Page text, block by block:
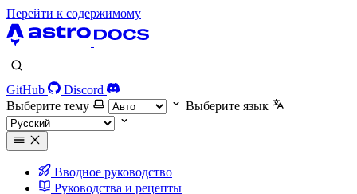
Перейти к содержимому
GitHub
Discord
Выберите тему
Выберите язык
Вводное руководство
Руководства и рецепты